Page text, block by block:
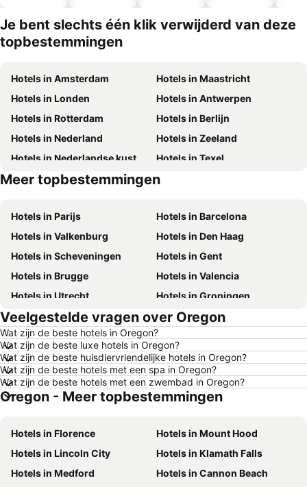
Je bent slechts één klik verwijderd van deze
topbestemmingen
Hotels in Amsterdam
Hotels in Maastricht
Hotels in Londen
Hotels in Antwerpen
Hotels in Rotterdam
Hotels in Berlijn
Hotels in Nederland
Hotels in Zeeland
Hotels in Nederlandse kust
Hotels in Texel
Hotels in Duitsland
Hotels in Ibiza
Meer topbestemmingen
Hotels in Parijs
Hotels in Barcelona
Hotels in Valkenburg
Hotels in Den Haag
Hotels in Scheveningen
Hotels in Gent
Hotels in Brugge
Hotels in Valencia
Hotels in Utrecht
Hotels in Groningen
Hotels in Kopenhagen
Hotels in Keulen
Hotels in Luxemburg Stad
Hotels in Dusseldorf
Hotels in Eindhoven
Hotels in Noordwijk
Hotels in Haarlem
Hotels in Hamburg
Hotels in Cochem
Hotels in Mallorca
Hotels in Noord-Holland
Hotels in Ameland
Hotels in Limburg
Hotels in Friesland
Hotels in Luxemburg
Hotels in Frankrijk
Veelgestelde vragen over Oregon
Wat zijn de beste hotels in Oregon?
Wat zijn de beste luxe hotels in Oregon?
Wat zijn de beste huisdiervriendelijke hotels in Oregon?
Wat zijn de beste hotels met een spa in Oregon?
Wat zijn de beste hotels met een zwembad in Oregon?
Oregon - Meer topbestemmingen
Hotels in Florence
Hotels in Mount Hood
Hotels in Lincoln City
Hotels in Klamath Falls
Hotels in Medford
Hotels in Cannon Beach